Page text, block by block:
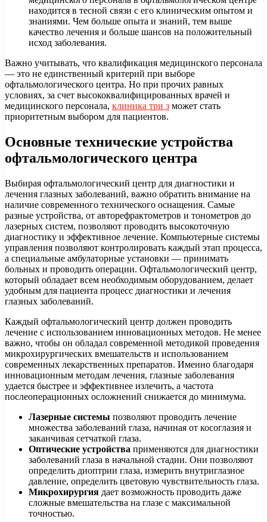
находится в тесной связи с его клиническим опытом и
знаниями. Чем больше опыта и знаний, тем выше
качество лечения и больше шансов на положительный
исход заболевания.
Важно учитывать, что квалификация медицинского персонала
— это не единственный критерий при выборе
офтальмологического центра. Но при прочих равных
условиях, за счет высококвалифицированных врачей и
медицинского персонала, клиника три з может стать
приоритетным выбором для пациентов.
Основные технические устройства
офтальмологического центра
Выбирая офтальмологический центр для диагностики и
лечения глазных заболеваний, важно обратить внимание на
наличие современного технического оснащения. Самые
разные устройства, от авторефрактометров и тонометров до
лазерных систем, позволяют проводить высокоточную
диагностику и эффективное лечение. Компьютерные системы
управления позволяют контролировать каждый этап процесса,
а специальные амбулаторные установки — принимать
больных и проводить операции. Офтальмологический центр,
который обладает всем необходимым оборудованием, делает
удобным для пациента процесс диагностики и лечения
глазных заболеваний.
Каждый офтальмологический центр должен проводить
лечение с использованием инновационных методов. Не менее
важно, чтобы он обладал современной методикой проведения
микрохирургических вмешательств и использованием
современных лекарственных препаратов. Именно благодаря
инновационным методам лечения, глазные заболевания
удается быстрее и эффективнее излечить, а частота
послеоперационных осложнений снижается до минимума.
Лазерные системы позволяют проводить лечение
множества заболеваний глаза, начиная от косоглазия и
заканчивая сетчаткой глаза.
Оптические устройства применяются для диагностики
заболеваний глаза в начальной стадии. Они позволяют
определить диоптрии глаза, измерить внутриглазное
давление, определить цветовую чувствительность глаза.
Микрохирургия дает возможность проводить даже
сложные вмешательства на глазе с максимальной
точностью.